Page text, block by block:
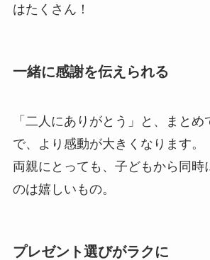
はたくさん！
一緒に感謝を伝えられる
「二人にありがとう」と、まとめ
で、より感動が大きくなります。
両親にとっても、子どもから同時
のは嬉しいもの。
プレゼント選びがラクに